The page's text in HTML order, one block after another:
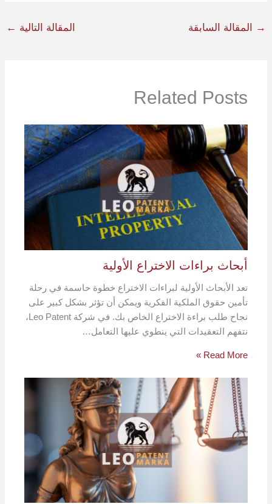
→ المقالة السابقة المقالة التالية ←
Related Posts
أبحاث براءات الاختراع الأولية
تعد الأبحاث الأولية لبراءات الاختراع خطوة حاسمة في رحلة
تأمين حقوق الملكية الفكرية ويمكن أن تؤثر بشكل كبير على
نجاح طلب براءة الاختراع الخاص بك. في شركة Leo Patent،
نتفهم التعقيدات التي ينطوي عليها التعامل…
Read More »